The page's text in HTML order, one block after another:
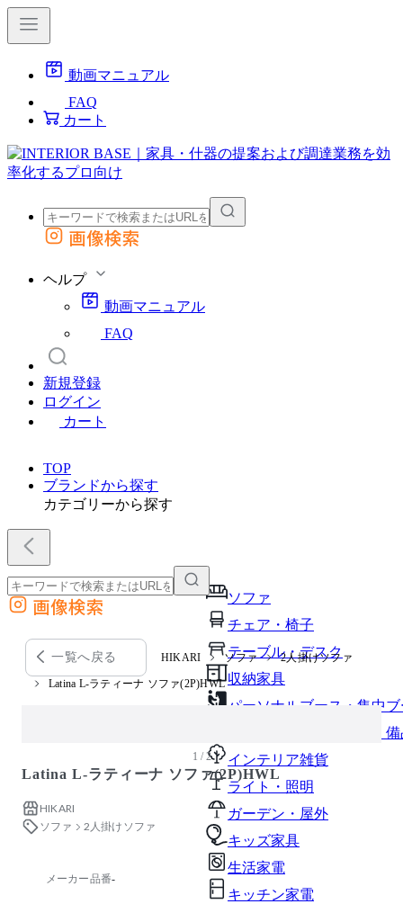
動画マニュアル
FAQ
カート
外部サイトの商品をカートに追加
画像検索
ヘルプ
動画マニュアル
FAQ
新規登録
ログイン
カート
TOP
ブランドから探す
カテゴリーから探す
ソファ
チェア・椅子
テーブル・デスク
収納家具
パーソナルブース・集中
オフィスアクセサリー・
インテリア雑貨
ライト・照明
ガーデン・屋外
キッズ家具
生活家電
キッチン家電
外部サイトの商品をカートに追加
他のサイトで見つけた商品ページのURLを貼り付けて、カートに追加できます
画像検索
一覧へ戻る HIKARI ソファ 2人掛けソファ
Latina L-ラティーナ ソファ(2P)HWL
1 / 2
Latina L-ラティーナ ソファ(2P)HWL
HIKARI
ソファ
2人掛けソファ
メーカー品番-